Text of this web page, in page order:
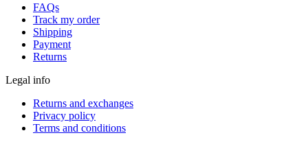
FAQs
Track my order
Shipping
Payment
Returns
Legal info
Returns and exchanges
Privacy policy
Terms and conditions